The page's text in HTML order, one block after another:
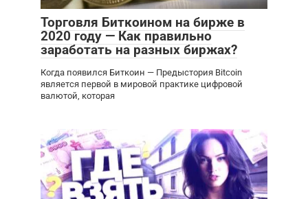
Торговля Биткоином на бирже в
2020 году — Как правильно
заработать на разных биржах?
Когда появился Биткоин — Предыстория Bitcoin
является первой в мировой практике цифровой
валютой, которая